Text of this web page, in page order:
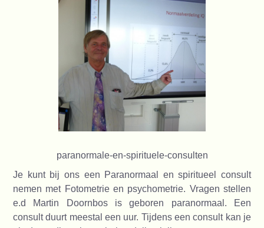
paranormale-en-spirituele-consulten
Je kunt bij ons een Paranormaal en spiritueel consult
nemen met Fotometrie en psychometrie. Vragen stellen
e.d Martin Doornbos is geboren paranormaal. Een
consult duurt meestal een uur. Tijdens een consult kan je